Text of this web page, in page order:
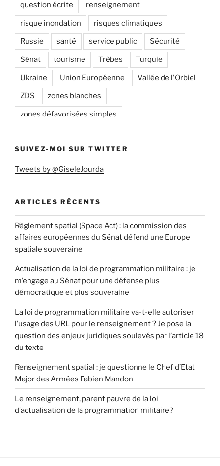
question écrite renseignement
risque inondation risques climatiques
Russie santé service public Sécurité
Sénat tourisme Trèbes Turquie
Ukraine Union Européenne Vallée de l'Orbiel
ZDS zones blanches
zones défavorisées simples
SUIVEZ-MOI SUR TWITTER
Tweets by @GiseleJourda
ARTICLES RÉCENTS
Règlement spatial (Space Act) : la commission des
affaires européennes du Sénat défend une Europe
spatiale souveraine
Actualisation de la loi de programmation militaire : je
m’engage au Sénat pour une défense plus
démocratique et plus souveraine
La loi de programmation militaire va-t-elle autoriser
l’usage des URL pour le renseignement ? Je pose la
question des enjeux juridiques soulevés par l’article 18
du texte
Renseignement spatial : je questionne le Chef d’Etat
Major des Armées Fabien Mandon
Le renseignement, parent pauvre de la loi
d’actualisation de la programmation militaire?